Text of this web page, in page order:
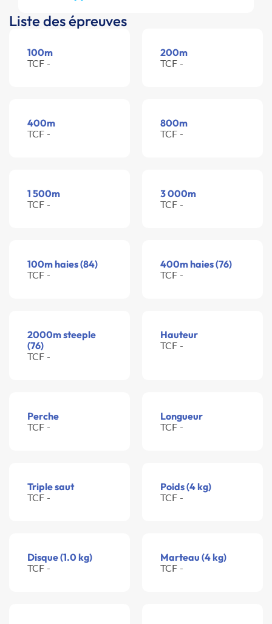
Liste des épreuves
100m
TCF -
200m
TCF -
400m
TCF -
800m
TCF -
1 500m
TCF -
3 000m
TCF -
100m haies (84)
TCF -
400m haies (76)
TCF -
2000m steeple
(76)
TCF -
Hauteur
TCF -
Perche
TCF -
Longueur
TCF -
Triple saut
TCF -
Poids (4 kg)
TCF -
Disque (1.0 kg)
TCF -
Marteau (4 kg)
TCF -